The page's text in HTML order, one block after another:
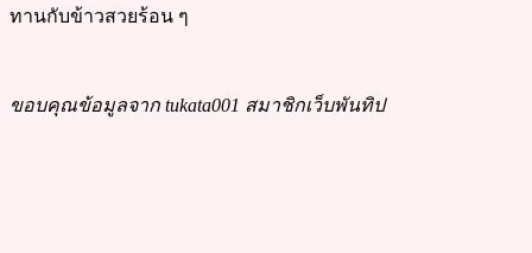
ทานกับข้าวสวยร้อน ๆ
ขอบคุณข้อมูลจาก tukata001 สมาชิกเว็บพันทิป